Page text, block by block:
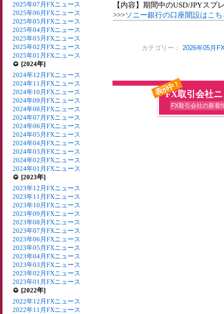
2025年07月FXニュース
2025年06月FXニュース
2025年05月FXニュース
2025年04月FXニュース
2025年03月FXニュース
2025年02月FXニュース
2025年01月FXニュース
[2024年]
2024年12月FXニュース
2024年11月FXニュース
2024年10月FXニュース
2024年09月FXニュース
2024年08月FXニュース
2024年07月FXニュース
2024年06月FXニュース
2024年05月FXニュース
2024年04月FXニュース
2024年03月FXニュース
2024年02月FXニュース
2024年01月FXニュース
[2023年]
2023年12月FXニュース
2023年11月FXニュース
2023年10月FXニュース
2023年09月FXニュース
2023年08月FXニュース
2023年07月FXニュース
2023年06月FXニュース
2023年05月FXニュース
2023年04月FXニュース
2023年03月FXニュース
2023年02月FXニュース
2023年01月FXニュース
[2022年]
2022年12月FXニュース
2022年11月FXニュース
【内容】期間中のUSD/JPYス
>>>ソニー銀行の口座開設はこち
カテゴリー： 2026年05月
表示中！
FX取引会社
FX取引会社の新着